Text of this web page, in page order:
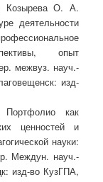
Козырева О. А.
деятельности
опыт
межвуз. науч.-
изд-
как
ценностей и
науки:
Междун. науч.-
изд-во КузГПА,